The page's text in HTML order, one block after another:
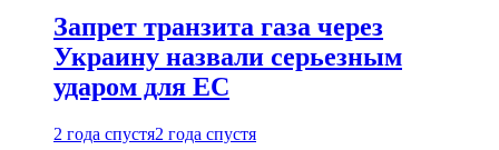
Запрет транзита газа через
Украину назвали серьезным
ударом для ЕС
2 года спустя2 года спустя